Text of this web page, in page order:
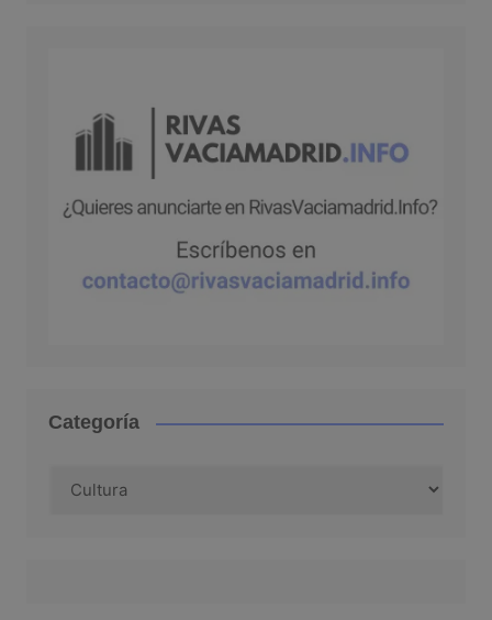
Categoría